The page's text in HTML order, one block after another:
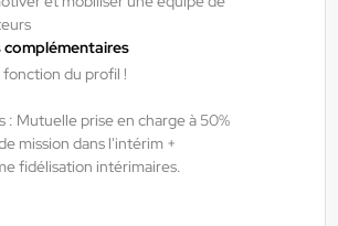
complémentaires
fonction du profil !
: Mutuelle prise en charge à 50%
mission dans l'intérim +
fidélisation intérimaires.
€/h
30/09/26
production H/F/X